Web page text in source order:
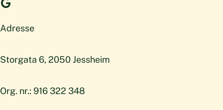
Adresse
Storgata 6, 2050 Jessheim
Org. nr.: 916 322 348